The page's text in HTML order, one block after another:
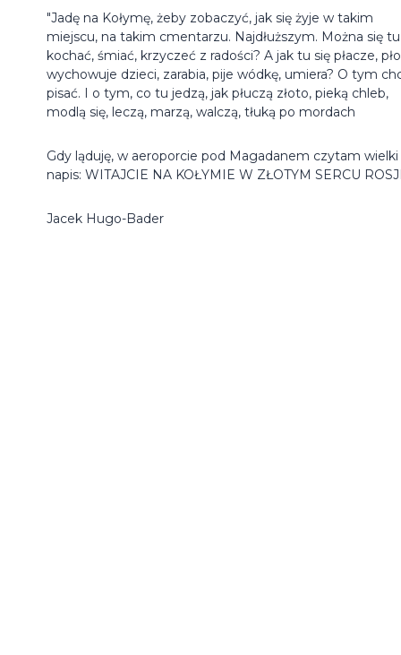
"Jadę na Kołymę, żeby zobaczyć, jak się żyje w takim
miejscu, na takim cmentarzu. Najdłuższym. Można się tu
kochać, śmiać, krzyczeć z radości? A jak tu się płacze,
wychowuje dzieci, zarabia, pije wódkę, umiera? O tym
pisać. I o tym, co tu jedzą, jak płuczą złoto, pieką chleb,
modlą się, leczą, marzą, walczą, tłuką po mordach
Gdy ląduję, w aeroporcie pod Magadanem czytam wielki
napis: WITAJCIE NA KOŁYMIE W ZŁOTYM SERCU
Jacek Hugo-Bader